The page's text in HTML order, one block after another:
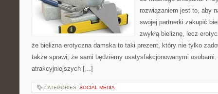
rozwiązaniem jest to, aby
swojej partnerki zakupić
zwykłą bieliznę, lecz
że bielizna erotyczna damska to taki prezent, który nie tylko
także sprawi, że sami będziemy usatysfakcjonowanymi
atrakcyjniejszych […]
CATEGORIES: SOCIAL MEDIA